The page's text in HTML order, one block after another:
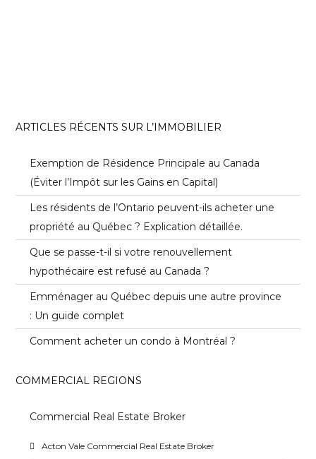
ARTICLES RÉCENTS SUR L’IMMOBILIER
Exemption de Résidence Principale au Canada
(Éviter l’Impôt sur les Gains en Capital)
Les résidents de l’Ontario peuvent-ils acheter une
propriété au Québec ? Explication détaillée.
Que se passe-t-il si votre renouvellement
hypothécaire est refusé au Canada ?
Emménager au Québec depuis une autre province
: Un guide complet
Comment acheter un condo à Montréal ?
COMMERCIAL REGIONS
Commercial Real Estate Broker
Acton Vale Commercial Real Estate Broker